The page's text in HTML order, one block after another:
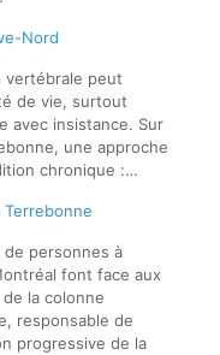
Nord
vertébrale peut
de vie, surtout
avec insistance. Sur
une approche
chronique :…
personnes à
font face aux
la colonne
responsable de
progressive de la